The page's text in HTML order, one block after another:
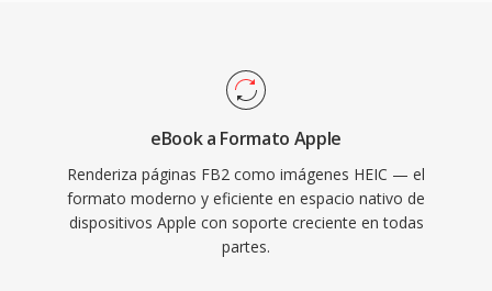
eBook a Formato Apple
Renderiza páginas FB2 como imágenes HEIC — el
formato moderno y eficiente en espacio nativo de
dispositivos Apple con soporte creciente en todas
partes.